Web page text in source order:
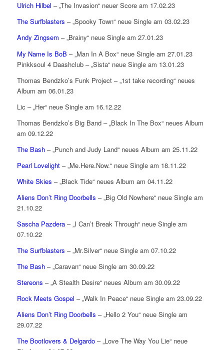
Ulrich Hilbel – „The Invasion“ neuer Score am 17.02.23
The Surfblasters – „Spooky Town“ neue Single am 03.02.23
Andy Zingsem – „Brainy“ neue Single am 27.01.23
My Name Is BoB – „Man In A Box“ neue Single am 27.01.23
Pinkksoul 4 Daashclub – „Sista“ neue Single am 13.01.23
Thomas Bendzko’s Funk Project – „1st take recording“ neues
Album am 06.01.23
Lic – „Her“ neue Single am 16.12.22
Thomas Bendzko’s Big Band – „Black In The Box“ neues Album
am 09.12.22
The Bash– „Punch and Judy Land“ neues Album am 25.11.22
Pearl Lovelight– „Me.Here.Now.“ neue Single am 18.11.22
White Skies – „Black Tide“ neues Album am 04.11.22
Aliens Don’t Ring Doorbells – „Big Old Nowhere“ neue Single am
21.10.22
Sascha Pazdera– „I Can’t Break Through“ neue Single am
07.10.22
The Surfblasters – „Mr.Silver“ neue Single am 07.10.22
The Bash– „Caravan“ neue Single am 30.09.22
Stereons – „A Stealth Desire“ neues Album am 30.09.22
Rock Meets Gospel – „Walk In Peace“ neue Single am 23.09.22
Aliens Don’t Ring Doorbells – „Hello 2 You“ neue Single am
29.07.22
The Bootlovers & Delgardo– „Love The Way You Lie“ neue